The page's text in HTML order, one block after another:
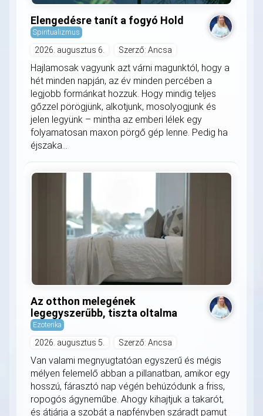
Elengedésre tanít a fogyó Hold
Spiritualizmus
2026. augusztus 6. Szerző: Ancsa
Hajlamosak vagyunk azt várni magunktól, hogy a
hét minden napján, az év minden percében a
legjobb formánkat hozzuk. Hogy mindig teljes
gőzzel pörögjünk, alkotjunk, mosolyogjunk és
jelen legyünk – mintha az emberi lélek egy
folyamatosan maxon pörgő gép lenne. Pedig ha
éjszaka...
Az otthon melegének
legegyszerűbb, tiszta oltalma
Ezoterika
2026. augusztus 5. Szerző: Ancsa
Van valami megnyugtatóan egyszerű és mégis
mélyen felemelő abban a pillanatban, amikor egy
hosszú, fárasztó nap végén behúzódunk a friss,
ropogós ágyneműbe. Ahogy kihajtjuk a takarót,
és átjárja a szobát a napfényben száradt pamut